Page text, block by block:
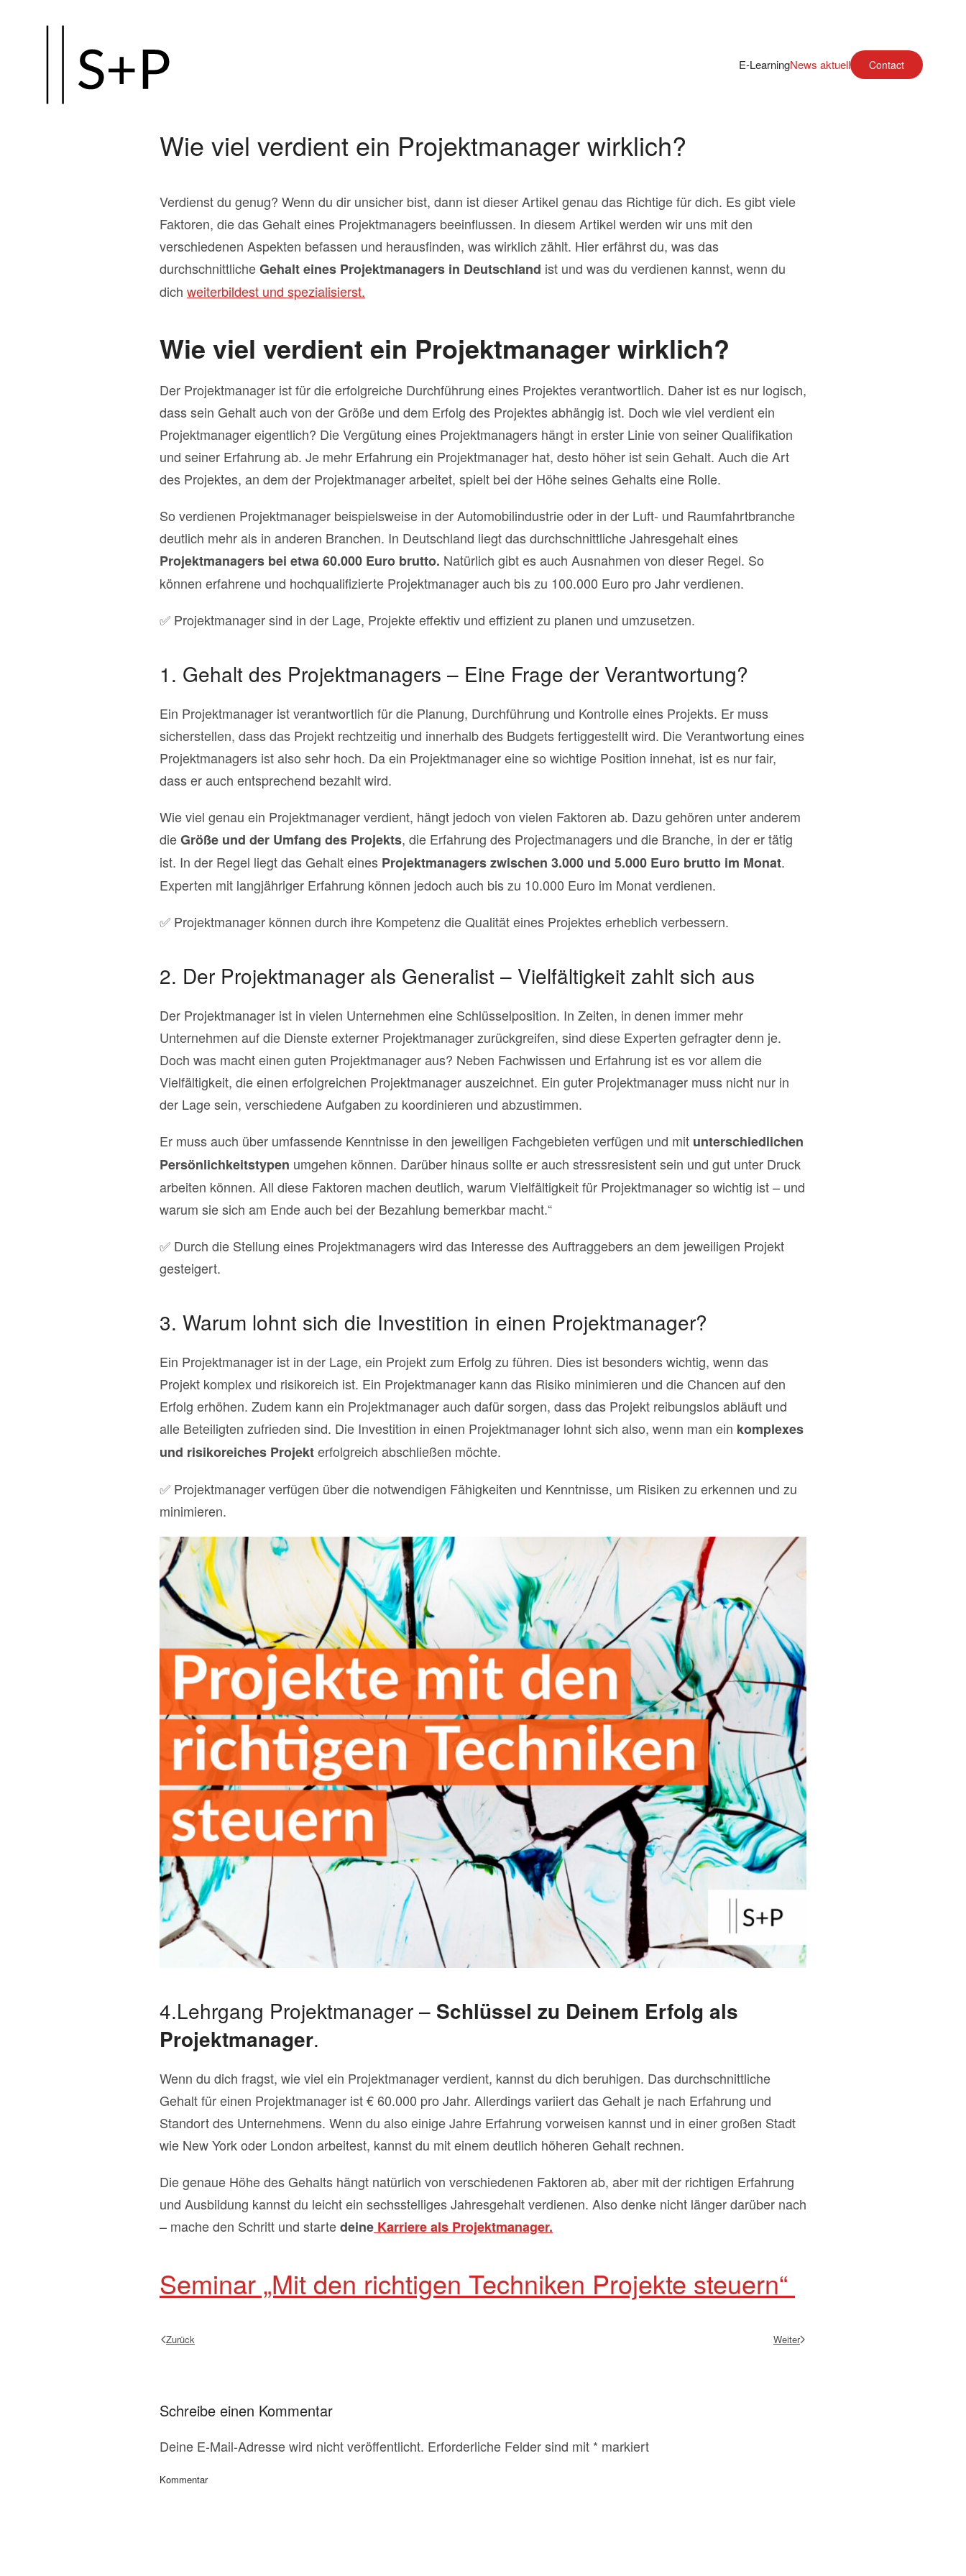
Hauptinhalt
E-LearningNews aktuell Contact
Wie viel verdient ein Projektmanager wirklich?
Verdienst du genug? Wenn du dir unsicher bist, dann ist dieser Artikel genau das Richtige für dich. Es gibt viele
Faktoren, die das Gehalt eines Projektmanagers beeinflussen. In diesem Artikel werden wir uns mit den
verschiedenen Aspekten befassen und herausfinden, was wirklich zählt. Hier erfährst du, was das
durchschnittlicheGehalt eines Projektmanagers in Deutschland ist und was du verdienen kannst, wenn du
dich weiterbildest und spezialisierst.
Wie viel verdient ein Projektmanager wirklich?
Der Projektmanager ist für die erfolgreiche Durchführung eines Projektes verantwortlich. Daher ist es nur logisch,
dass sein Gehalt auch von der Größe und dem Erfolg des Projektes abhängig ist. Doch wie viel verdient ein
Projektmanager eigentlich? Die Vergütung eines Projektmanagers hängt in erster Linie von seiner Qualifikation
und seiner Erfahrung ab. Je mehr Erfahrung ein Projektmanager hat, desto höher ist sein Gehalt. Auch die Art
des Projektes, an dem der Projektmanager arbeitet, spielt bei der Höhe seines Gehalts eine Rolle.
So verdienen Projektmanager beispielsweise in der Automobilindustrie oder in der Luft- und Raumfahrtbranche
deutlich mehr als in anderen Branchen. In Deutschland liegt das durchschnittliche Jahresgehalt eines
Projektmanagers bei etwa 60.000 Euro brutto. Natürlich gibt es auch Ausnahmen von dieser Regel. So
können erfahrene und hochqualifizierte Projektmanager auch bis zu 100.000 Euro pro Jahr verdienen.
✅ Projektmanager sind in der Lage, Projekte effektiv und effizient zu planen und umzusetzen.
1. Gehalt des Projektmanagers – Eine Frage der Verantwortung?
Ein Projektmanager ist verantwortlich für die Planung, Durchführung und Kontrolle eines Projekts. Er muss
sicherstellen, dass das Projekt rechtzeitig und innerhalb des Budgets fertiggestellt wird. Die Verantwortung eines
Projektmanagers ist also sehr hoch. Da ein Projektmanager eine so wichtige Position innehat, ist es nur fair,
dass er auch entsprechend bezahlt wird.
Wie viel genau ein Projektmanager verdient, hängt jedoch von vielen Faktoren ab. Dazu gehören unter anderem
dieGröße und der Umfang des Projekts, die Erfahrung des Projectmanagers und die Branche, in der er tätig
ist. In der Regel liegt das Gehalt eines Projektmanagers zwischen 3.000 und 5.000 Euro brutto im Monat.
Experten mit langjähriger Erfahrung können jedoch auch bis zu 10.000 Euro im Monat verdienen.
✅ Projektmanager können durch ihre Kompetenz die Qualität eines Projektes erheblich verbessern.
2. Der Projektmanager als Generalist – Vielfältigkeit zahlt sich aus
Der Projektmanager ist in vielen Unternehmen eine Schlüsselposition. In Zeiten, in denen immer mehr
Unternehmen auf die Dienste externer Projektmanager zurückgreifen, sind diese Experten gefragter denn je.
Doch was macht einen guten Projektmanager aus? Neben Fachwissen und Erfahrung ist es vor allem die
Vielfältigkeit, die einen erfolgreichen Projektmanager auszeichnet. Ein guter Projektmanager muss nicht nur in
der Lage sein, verschiedene Aufgaben zu koordinieren und abzustimmen.
Er muss auch über umfassende Kenntnisse in den jeweiligen Fachgebieten verfügen und mit unterschiedlichen
Persönlichkeitstypen umgehen können. Darüber hinaus sollte er auch stressresistent sein und gut unter Druck
arbeiten können. All diese Faktoren machen deutlich, warum Vielfältigkeit für Projektmanager so wichtig ist – und
warum sie sich am Ende auch bei der Bezahlung bemerkbar macht.“
✅ Durch die Stellung eines Projektmanagers wird das Interesse des Auftraggebers an dem jeweiligen Projekt
gesteigert.
3. Warum lohnt sich die Investition in einen Projektmanager?
Ein Projektmanager ist in der Lage, ein Projekt zum Erfolg zu führen. Dies ist besonders wichtig, wenn das
Projekt komplex und risikoreich ist. Ein Projektmanager kann das Risiko minimieren und die Chancen auf den
Erfolg erhöhen. Zudem kann ein Projektmanager auch dafür sorgen, dass das Projekt reibungslos abläuft und
alle Beteiligten zufrieden sind. Die Investition in einen Projektmanager lohnt sich also, wenn man ein komplexes
und risikoreiches Projekterfolgreich abschließen möchte.
✅ Projektmanager verfügen über die notwendigen Fähigkeiten und Kenntnisse, um Risiken zu erkennen und zu
minimieren.
4.Lehrgang Projektmanager – Schlüssel zu Deinem Erfolg als
Projektmanager.
Wenn du dich fragst, wie viel ein Projektmanager verdient, kannst du dich beruhigen. Das durchschnittliche
Gehalt für einen Projektmanager ist € 60.000 pro Jahr. Allerdings variiert das Gehalt je nach Erfahrung und
Standort des Unternehmens. Wenn du also einige Jahre Erfahrung vorweisen kannst und in einer großen Stadt
wie New York oder London arbeitest, kannst du mit einem deutlich höheren Gehalt rechnen.
Die genaue Höhe des Gehalts hängt natürlich von verschiedenen Faktoren ab, aber mit der richtigen Erfahrung
und Ausbildung kannst du leicht ein sechsstelliges Jahresgehalt verdienen. Also denke nicht länger darüber nach
– mache den Schritt und startedeine Karriere als Projektmanager.
Seminar „Mit den richtigen Techniken Projekte steuern“
Zurück Weiter
Schreibe einen Kommentar
Deine E-Mail-Adresse wird nicht veröffentlicht. Erforderliche Felder sind mit * markiert
Kommentar